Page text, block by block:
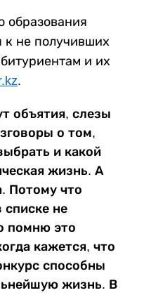
образования
к не получивших
и их
.
объятия, слезы
о том,
и какой
жизнь. А
Потому что
не
помню это
кажется, что
способны
жизнь. В